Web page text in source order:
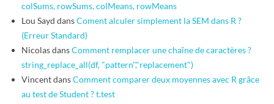
colSums, rowSums, colMeans, rowMeans
Lou Sayd dansComent alculer simplement la SEM dans R ?
(Erreur Standard)
NicolasdansComment remplacer une chaîne de caractères ?
string_replace_all(df, "pattern","replacement")
VincentdansComment comparer deux moyennes avec R grâce
au test de Student ? t.test